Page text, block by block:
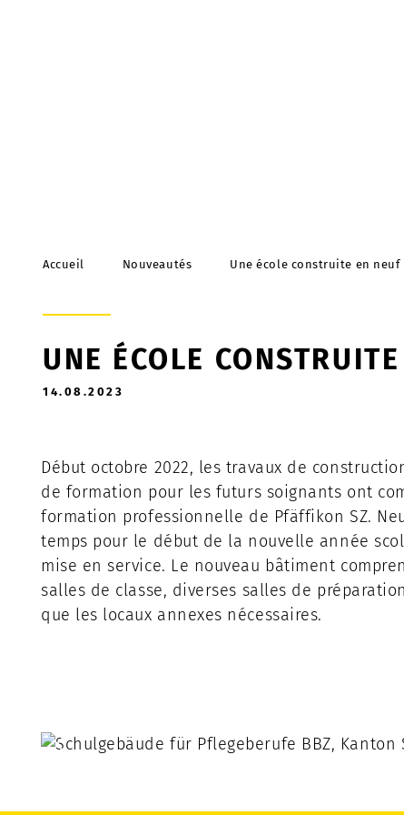
Accueil Nouveautés Une école construite en neuf
UNE ÉCOLE
14.08.2023
Début octobre 2022, les travaux de
de formation pour les futurs soignants ont
formation professionnelle de Pfäffikon SZ.
temps pour le début de la nouvelle année
mise en service. Le nouveau bâtiment
salles de classe, diverses salles de
que les locaux annexes nécessaires.